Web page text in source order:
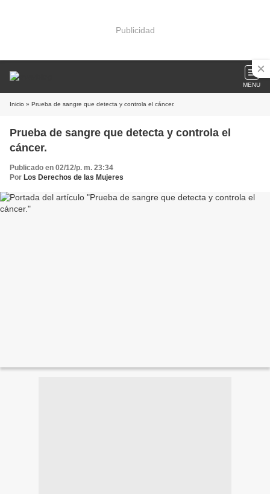
Publicidad
MENU
Inicio » Prueba de sangre que detecta y controla el cáncer.
Prueba de sangre que detecta y controla el
cáncer.
Publicado en 02/12/p. m. 23:34
Por Los Derechos de las Mujeres